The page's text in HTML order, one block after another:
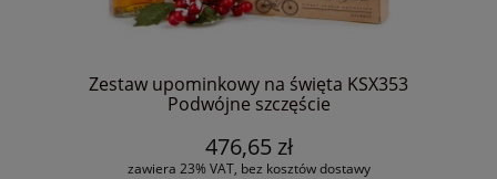
Zestaw upominkowy na święta KSX353
Podwójne szczęście
476,65 zł
zawiera 23% VAT, bez kosztów dostawy